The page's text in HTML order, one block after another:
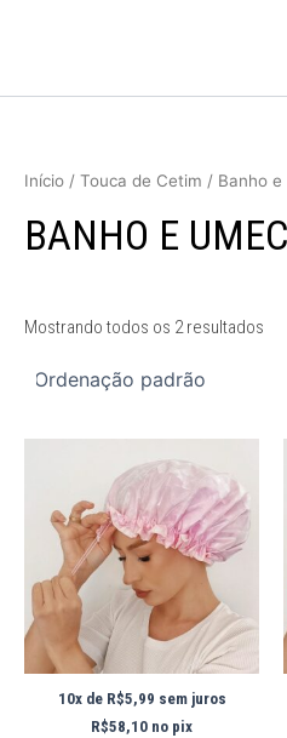
conteúdo
Início / Touca de Cetim / Banho e
BANHO E
Mostrando todos os 2 resultados
10x de R$5,99 sem juros
R$58,10 no pix